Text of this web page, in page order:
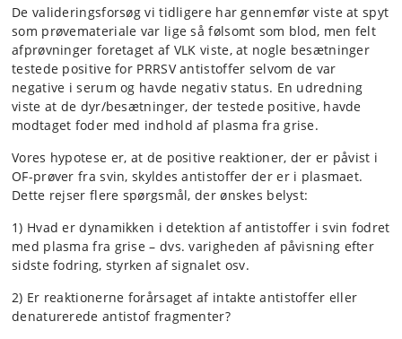
De valideringsforsøg vi tidligere har gennemfør viste at spyt
som prøvemateriale var lige så følsomt som blod, men felt
afprøvninger foretaget af VLK viste, at nogle besætninger
testede positive for PRRSV antistoffer selvom de var
negative i serum og havde negativ status. En udredning
viste at de dyr/besætninger, der testede positive, havde
modtaget foder med indhold af plasma fra grise.
Vores hypotese er, at de positive reaktioner, der er påvist i
OF-prøver fra svin, skyldes antistoffer der er i plasmaet.
Dette rejser flere spørgsmål, der ønskes belyst:
1) Hvad er dynamikken i detektion af antistoffer i svin fodret
med plasma fra grise – dvs. varigheden af påvisning efter
sidste fodring, styrken af signalet osv.
2) Er reaktionerne forårsaget af intakte antistoffer eller
denaturerede antistof fragmenter?